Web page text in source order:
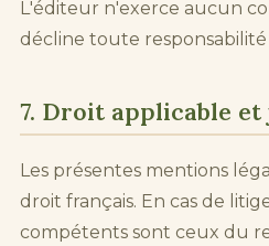
L'éditeur n'exerce aucun
décline toute
7. Droit applicable
Les présentes mentions
droit français. En cas de
compétents sont ceux du